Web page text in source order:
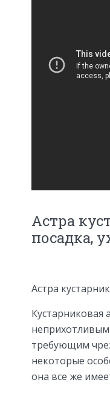
Астра
посадка,
Астра
Кустарниковая
требующим
некоторые
она все же